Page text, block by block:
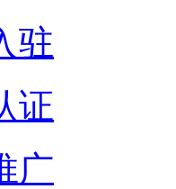
驻
证
广